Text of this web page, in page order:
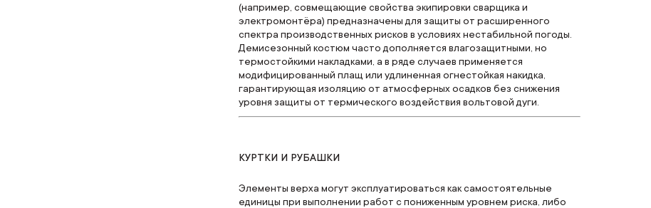
(например, совмещающие свойства экипировки сварщика и
электромонтёра) предназначены для защиты от расширенного
спектра производственных рисков в условиях нестабильной погоды.
Демисезонный костюм часто дополняется влагозащитными, но
термостойкими накладками, а в ряде случаев применяется
модифицированный плащ или удлиненная огнестойкая накидка,
гарантирующая изоляцию от атмосферных осадков без снижения
уровня защиты от термического воздействия вольтовой дуги.
КУРТКИ И РУБАШКИ
Элементы верха могут эксплуатироваться как самостоятельные
единицы при выполнении работ с пониженным уровнем риска, либо